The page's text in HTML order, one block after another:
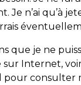
n’ai qu’à
que je ne
Internet,
pour consulter